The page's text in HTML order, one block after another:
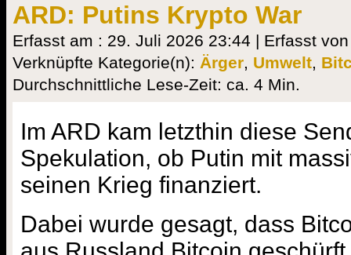
ARD: Putins Krypto War
Erfasst am : 29. Juli 2026 23:44 | Erfasst
Verknüpfte Kategorie(n): Ärger, Umwelt,
Durchschnittliche Lese-Zeit: ca. 4 Min.
Im ARD kam letzthin diese
Spekulation, ob Putin mit
seinen Krieg finanziert.
Dabei wurde gesagt, dass